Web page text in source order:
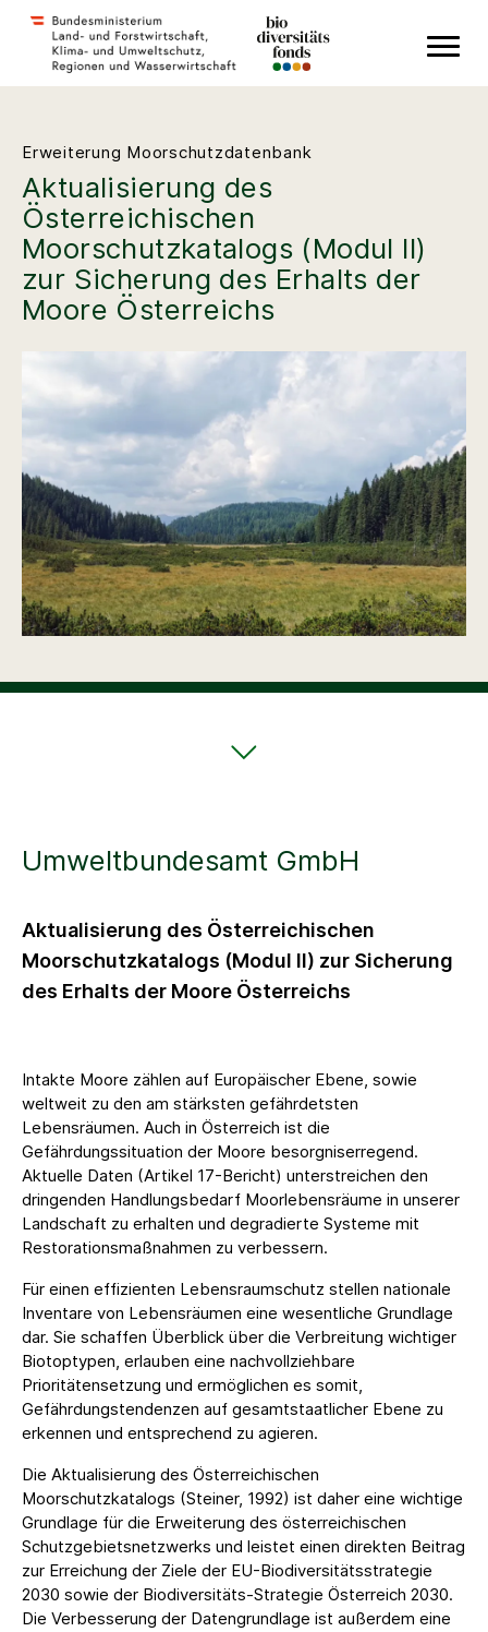
Zum Inhalt
Zum Hauptmenü
Zum Footer
Erweiterung Moorschutzdatenbank
Aktualisierung des
Österreichischen
Moorschutzkatalogs (Modul II)
zur Sicherung des Erhalts der
Moore Österreichs
Umweltbundesamt GmbH
Aktualisierung des Österreichischen
Moorschutzkatalogs (Modul II) zur Sicherung
des Erhalts der Moore Österreichs
Intakte Moore zählen auf Europäischer Ebene, sowie
weltweit zu den am stärksten gefährdetsten
Lebensräumen. Auch in Österreich ist die
Gefährdungssituation der Moore besorgniserregend.
Aktuelle Daten (Artikel 17-Bericht) unterstreichen den
dringenden Handlungsbedarf Moorlebensräume in unserer
Landschaft zu erhalten und degradierte Systeme mit
Restorationsmaßnahmen zu verbessern.
Für einen effizienten Lebensraumschutz stellen nationale
Inventare von Lebensräumen eine wesentliche Grundlage
dar. Sie schaffen Überblick über die Verbreitung wichtiger
Biotoptypen, erlauben eine nachvollziehbare
Prioritätensetzung und ermöglichen es somit,
Gefährdungstendenzen auf gesamtstaatlicher Ebene zu
erkennen und entsprechend zu agieren.
Die Aktualisierung des Österreichischen
Moorschutzkatalogs (Steiner, 1992) ist daher eine wichtige
Grundlage für die Erweiterung des österreichischen
Schutzgebietsnetzwerks und leistet einen direkten Beitrag
zur Erreichung der Ziele der EU-Biodiversitätsstrategie
2030 sowie der Biodiversitäts-Strategie Österreich 2030.
Die Verbesserung der Datengrundlage ist außerdem eine